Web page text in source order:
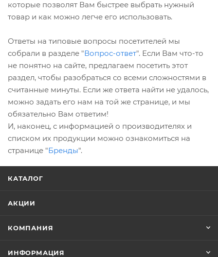
которые позволят Вам быстрее выбрать нужный
товар и как можно легче его использовать.
Ответы на типовые вопросы посетителей мы
собрали в разделе "Вопрос-ответ". Если Вам что-то
не понятно на сайте, предлагаем посетить этот
раздел, чтобы разобраться со всеми сложностями в
считанные минуты. Если же ответа найти не удалось,
можно задать его нам на той же странице, и мы
обязательно Вам ответим!
И, наконец, с информацией о производителях и
списком их продукции можно ознакомиться на
странице "Бренды".
КАТАЛОГ
АКЦИИ
КОМПАНИЯ
ИНФОРМАЦИЯ